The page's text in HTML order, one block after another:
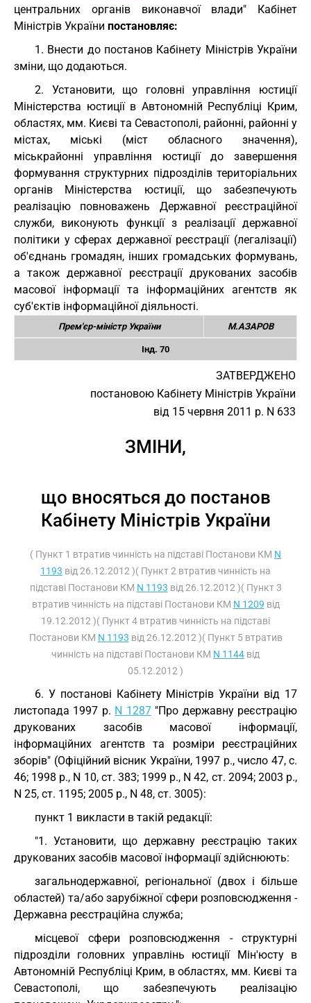
центральних органів виконавчої влади" Кабінет
Міністрів України постановляє:
1. Внести до постанов Кабінету Міністрів України
зміни, що додаються.
2. Установити, що головні управління юстиції
Міністерства юстиції в Автономній Республіці Крим,
областях, мм. Києві та Севастополі, районні, районні у
містах, міські (міст обласного значення),
міськрайонні управління юстиції до завершення
формування структурних підрозділів територіальних
органів Міністерства юстиції, що забезпечують
реалізацію повноважень Державної реєстраційної
служби, виконують функції з реалізації державної
політики у сферах державної реєстрації (легалізації)
об'єднань громадян, інших громадських формувань,
а також державної реєстрації друкованих засобів
масової інформації та інформаційних агентств як
суб'єктів інформаційної діяльності.
Прем'єр-міністр України М.АЗАРОВ
Інд. 70
ЗАТВЕРДЖЕНО
постановою Кабінету Міністрів України
від 15 червня 2011 р. N 633
ЗМІНИ,
що вносяться до постанов
Кабінету Міністрів України
( Пункт 1 втратив чинність на підставі Постанови КМ N
1193 від 26.12.2012 )( Пункт 2 втратив чинність на
підставі Постанови КМ N 1193 від 26.12.2012 )( Пункт 3
втратив чинність на підставі Постанови КМ N 1209 від
19.12.2012 )( Пункт 4 втратив чинність на підставі
Постанови КМ N 1193 від 26.12.2012 )( Пункт 5 втратив
чинність на підставі Постанови КМ N 1144 від
05.12.2012 )
6. У постанові Кабінету Міністрів України від 17
листопада 1997 р. N 1287"Про державну реєстрацію
друкованих засобів масової інформації,
інформаційних агентств та розміри реєстраційних
зборів" (Офіційний вісник України, 1997 р., число 47, с.
46; 1998 р., N 10, ст. 383; 1999 р., N 42, ст. 2094; 2003 р.,
N 25, ст. 1195; 2005 р., N 48, ст. 3005):
пункт 1 викласти в такій редакції:
"1. Установити, що державну реєстрацію таких
друкованих засобів масової інформації здійснюють:
загальнодержавної, регіональної (двох і більше
областей) та/або зарубіжної сфери розповсюдження -
Державна реєстраційна служба;
місцевої сфери розповсюдження - структурні
підрозділи головних управлінь юстиції Мін'юсту в
Автономній Республіці Крим, в областях, мм. Києві та
Севастополі, що забезпечують реалізацію